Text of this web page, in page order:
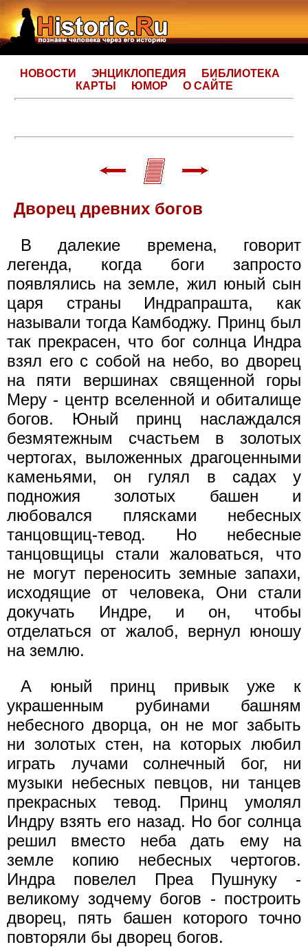
НОВОСТИ ЭНЦИКЛОПЕДИЯ
БИБЛИОТЕКА
КАРТЫ
ЮМОР О САЙТЕ
Дворец древних богов
В далекие времена, говорит
легенда, когда боги запросто
появлялись на земле, жил юный сын
царя страны Индрапрашта, как
называли тогда Камбоджу. Принц был
так прекрасен, что бог солнца Индра
взял его с собой на небо, во дворец
на пяти вершинах священной горы
Меру - центр вселенной и обиталище
богов. Юный принц наслаждался
безмятежным счастьем в золотых
чертогах, выложенных драгоценными
каменьями, он гулял в садах у
подножия золотых башен и
любовался плясками небесных
танцовщиц-тевод. Но небесные
танцовщицы стали жаловаться, что
не могут переносить земные запахи,
исходящие от человека, Они стали
докучать Индре, и он, чтобы
отделаться от жалоб, вернул юношу
на землю.
А юный принц привык уже к
украшенным рубинами башням
небесного дворца, он не мог забыть
ни золотых стен, на которых любил
играть лучами солнечный бог, ни
музыки небесных певцов, ни танцев
прекрасных тевод. Принц умолял
Индру взять его назад. Но бог солнца
решил вместо неба дать ему на
земле копию небесных чертогов.
Индра повелел Преа Пушнуку -
великому зодчему богов - построить
дворец, пять башен которого точно
повторяли бы дворец богов.